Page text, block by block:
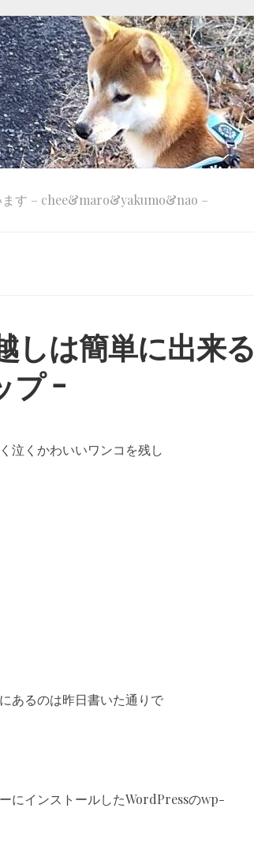
ます – chee&maro&yakumo&nao –
しは簡単に出来る
プ ｰ
泣くかわいいワンコを残し
あるのは昨日書いた通りで
にインストールしたWordPressのwp-